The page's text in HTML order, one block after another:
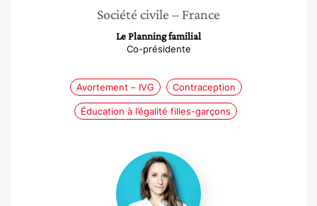
Société civile – France
Le Planning familial
Co-présidente
Avortement – IVG Contraception
Éducation à l’égalité filles-garçons
Sandra
Vizzavona